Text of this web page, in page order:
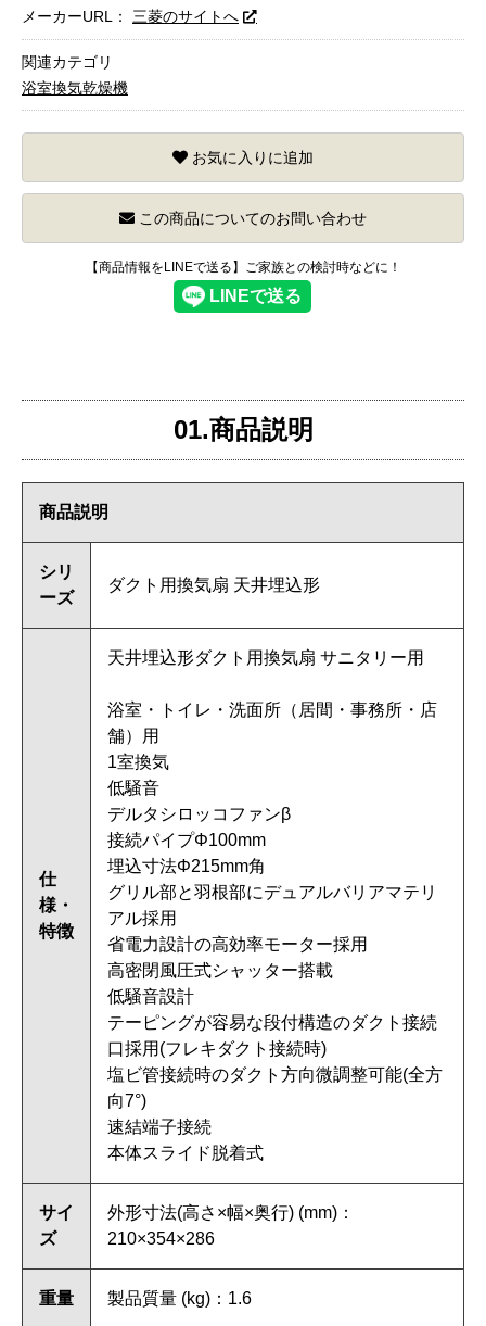
メーカーURL： 三菱のサイトへ
関連カテゴリ
浴室換気乾燥機
お気に入りに追加
この商品についてのお問い合わせ
【商品情報をLINEで送る】ご家族との検討時などに！
01.商品説明
商品説明
シリ
ーズ
ダクト用換気扇 天井埋込形
仕
様・
特徴
天井埋込形ダクト用換気扇 サニタリー用
浴室・トイレ・洗面所（居間・事務所・店
舗）用
1室換気
低騒音
デルタシロッコファンβ
接続パイプΦ100mm
埋込寸法Φ215mm角
グリル部と羽根部にデュアルバリアマテリ
アル採用
省電力設計の高効率モーター採用
高密閉風圧式シャッター搭載
低騒音設計
テーピングが容易な段付構造のダクト接続
口採用(フレキダクト接続時)
塩ビ管接続時のダクト方向微調整可能(全方
向7°)
速結端子接続
本体スライド脱着式
サイ
ズ
外形寸法(高さ×幅×奥行) (mm)：
210×354×286
重量 製品質量 (kg)：1.6